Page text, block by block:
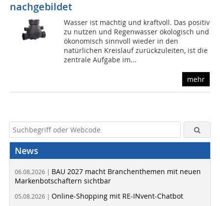
nachgebildet
Wasser ist mächtig und kraftvoll. Das positiv
zu nutzen und Regenwasser ökologisch und
ökonomisch sinnvoll wieder in den
natürlichen Kreislauf zurückzuleiten, ist die
zentrale Aufgabe im...
mehr
News
06.08.2026 | BAU 2027 macht Branchenthemen mit neuen
Markenbotschaftern sichtbar
05.08.2026 | Online-Shopping mit RE-INvent-Chatbot